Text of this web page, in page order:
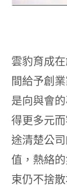
雲豹育成
間給予創
是向與會
得更多元
途清楚公
值，熱絡
束仍不捨